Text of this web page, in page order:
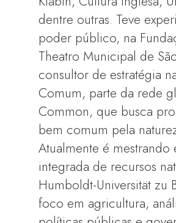
dentre outras. Teve
poder público, na
Theatro Municipal de
consultor de estratégia
Comum, parte da rede
Common, que busca
bem comum pela
Atualmente é mestrando
integrada de recursos
Humboldt-Universität zu
foco em agricultura,